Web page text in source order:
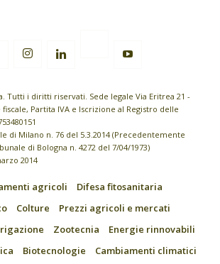
Tutti i diritti riservati. Sede legale Via Eritrea 21 -
Partita IVA e Iscrizione al Registro delle
di Milano n. 76 del 5.3.2014 (Precedentemente
di Bologna n. 4272 del 7/04/1973)
2014
agricoli
Difesa fitosanitaria
Colture
Prezzi agricoli e mercati
Zootecnia
Energie rinnovabili
Biotecnologie
Cambiamenti climatici